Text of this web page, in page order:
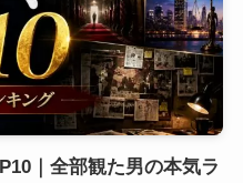
｜全部観た男の本気ラ